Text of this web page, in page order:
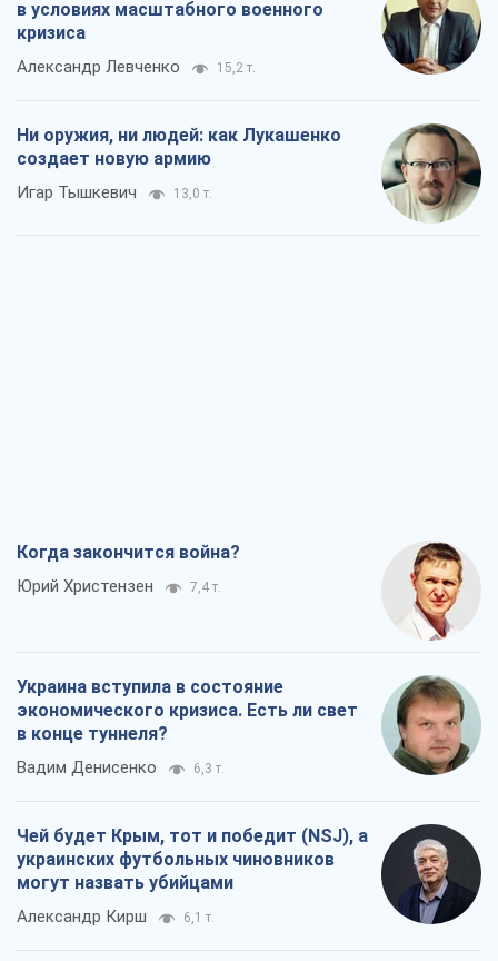
в условиях масштабного военного
кризиса
Александр Левченко 15,2 т.
Ни оружия, ни людей: как Лукашенко
создает новую армию
Игар Тышкевич 13,0 т.
Когда закончится война?
Юрий Христензен 7,4 т.
Украина вступила в состояние
экономического кризиса. Есть ли свет
в конце туннеля?
Вадим Денисенко 6,3 т.
Чей будет Крым, тот и победит (NSJ), а
украинских футбольных чиновников
могут назвать убийцами
Александр Кирш 6,1 т.